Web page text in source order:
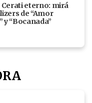
Cerati eterno: mirá
de “Amor
y “Bocanada”